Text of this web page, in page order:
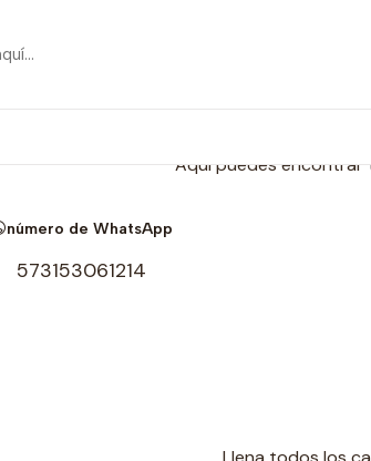
Aquí puedes encontrar
número de WhatsApp
573153061214